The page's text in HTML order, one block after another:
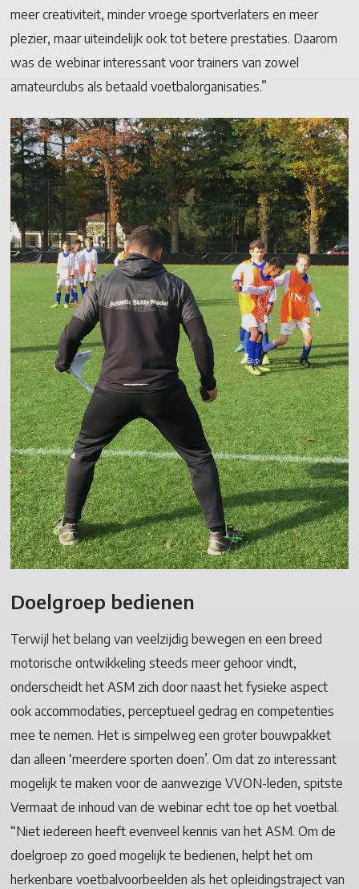
meer creativiteit, minder vroege sportverlaters en meer
plezier, maar uiteindelijk ook tot betere prestaties. Daarom
was de webinar interessant voor trainers van zowel
amateurclubs als betaald voetbalorganisaties.”
Doelgroep bedienen
Terwijl het belang van veelzijdig bewegen en een breed
motorische ontwikkeling steeds meer gehoor vindt,
onderscheidt het ASM zich door naast het fysieke aspect
ook accommodaties, perceptueel gedrag en competenties
mee te nemen. Het is simpelweg een groter bouwpakket
dan alleen ‘meerdere sporten doen’. Om dat zo interessant
mogelijk te maken voor de aanwezige VVON-leden, spitste
Vermaat de inhoud van de webinar echt toe op het voetbal.
“Niet iedereen heeft evenveel kennis van het ASM. Om de
doelgroep zo goed mogelijk te bedienen, helpt het om
herkenbare voetbalvoorbeelden als het opleidingstraject van